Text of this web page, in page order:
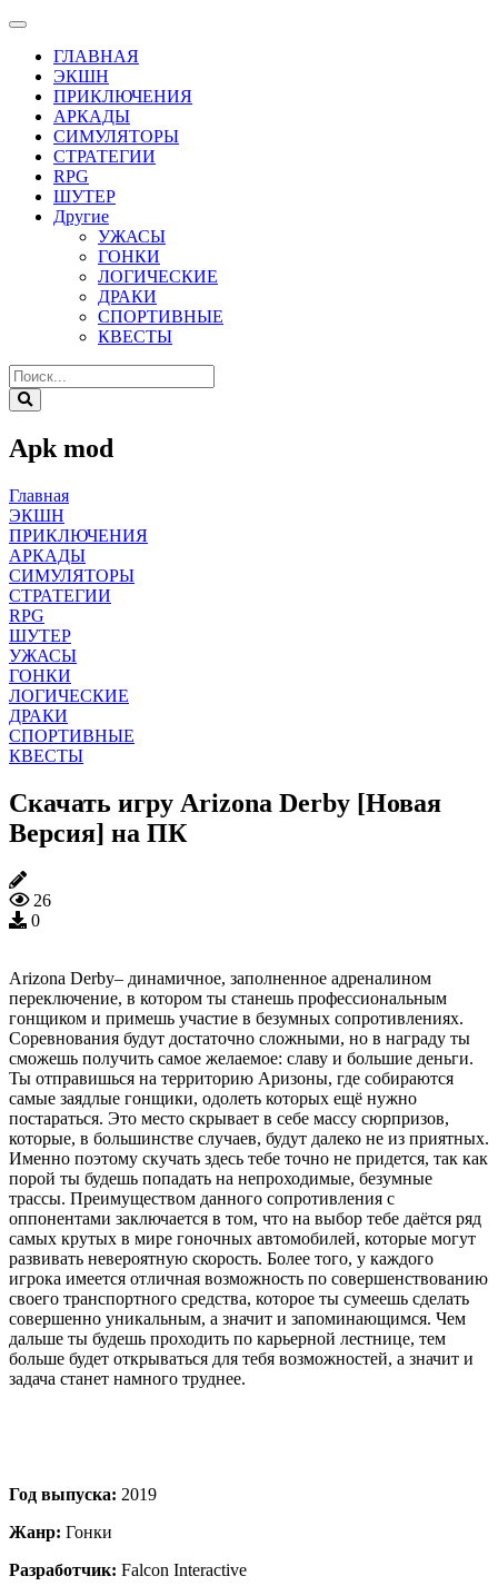
ГЛАВНАЯ
ЭКШН
ПРИКЛЮЧЕНИЯ
АРКАДЫ
СИМУЛЯТОРЫ
СТРАТЕГИИ
RPG
ШУТЕР
Другие
УЖАСЫ
ГОНКИ
ЛОГИЧЕСКИЕ
ДРАКИ
СПОРТИВНЫЕ
КВЕСТЫ
Apk mod
Главная
ЭКШН
ПРИКЛЮЧЕНИЯ
АРКАДЫ
СИМУЛЯТОРЫ
СТРАТЕГИИ
RPG
ШУТЕР
УЖАСЫ
ГОНКИ
ЛОГИЧЕСКИЕ
ДРАКИ
СПОРТИВНЫЕ
КВЕСТЫ
Скачать игру Arizona Derby [Новая
Версия] на ПК
26
0
Arizona Derby– динамичное, заполненное адреналином
переключение, в котором ты станешь профессиональным
гонщиком и примешь участие в безумных сопротивлениях.
Соревнования будут достаточно сложными, но в награду ты
сможешь получить самое желаемое: славу и большие деньги.
Ты отправишься на территорию Аризоны, где собираются
самые заядлые гонщики, одолеть которых ещё нужно
постараться. Это место скрывает в себе массу сюрпризов,
которые, в большинстве случаев, будут далеко не из приятных.
Именно поэтому скучать здесь тебе точно не придется, так как
порой ты будешь попадать на непроходимые, безумные
трассы. Преимуществом данного сопротивления с
оппонентами заключается в том, что на выбор тебе даётся ряд
самых крутых в мире гоночных автомобилей, которые могут
развивать невероятную скорость. Более того, у каждого
игрока имеется отличная возможность по совершенствованию
своего транспортного средства, которое ты сумеешь сделать
совершенно уникальным, а значит и запоминающимся. Чем
дальше ты будешь проходить по карьерной лестнице, тем
больше будет открываться для тебя возможностей, а значит и
задача станет намного труднее.
Год выпуска: 2019
Жанр: Гонки
Разработчик: Falcon Interactive